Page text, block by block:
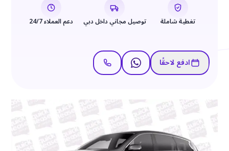
تغطية شاملة توصيل مجاني داخل دبي دعم العملاء 24/7
ادفع لاحقًا